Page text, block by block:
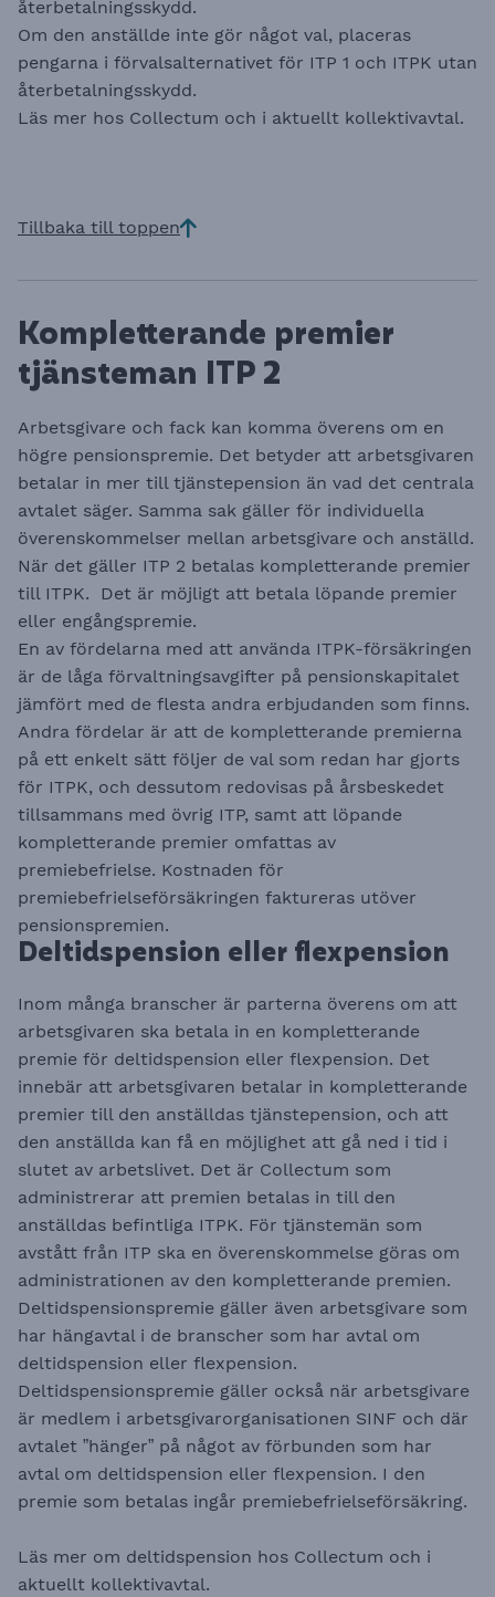
återbetalningsskydd.
Om den anställde inte gör något val, placeras
pengarna i förvalsalternativet för ITP 1 och ITPK utan
återbetalningsskydd.
Läs mer hos Collectum och i aktuellt kollektivavtal.
Tillbaka till toppen
Kompletterande premier
tjänsteman ITP 2
Arbetsgivare och fack kan komma överens om en
högre pensionspremie. Det betyder att arbetsgivaren
betalar in mer till tjänstepension än vad det centrala
avtalet säger. Samma sak gäller för individuella
överenskommelser mellan arbetsgivare och anställd.
När det gäller ITP 2 betalas kompletterande premier
till ITPK. Det är möjligt att betala löpande premier
eller engångspremie.
En av fördelarna med att använda ITPK-försäkringen
är de låga förvaltningsavgifter på pensionskapitalet
jämfört med de flesta andra erbjudanden som finns.
Andra fördelar är att de kompletterande premierna
på ett enkelt sätt följer de val som redan har gjorts
för ITPK, och dessutom redovisas på årsbeskedet
tillsammans med övrig ITP, samt att löpande
kompletterande premier omfattas av
premiebefrielse. Kostnaden för
premiebefrielseförsäkringen faktureras utöver
pensionspremien.
Deltidspension eller flexpension
Inom många branscher är parterna överens om att
arbetsgivaren ska betala in en kompletterande
premie för deltidspension eller flexpension. Det
innebär att arbetsgivaren betalar in kompletterande
premier till den anställdas tjänstepension, och att
den anställda kan få en möjlighet att gå ned i tid i
slutet av arbetslivet. Det är Collectum som
administrerar att premien betalas in till den
anställdas befintliga ITPK. För tjänstemän som
avstått från ITP ska en överenskommelse göras om
administrationen av den kompletterande premien.
Deltidspensionspremie gäller även arbetsgivare som
har hängavtal i de branscher som har avtal om
deltidspension eller flexpension.
Deltidspensionspremie gäller också när arbetsgivare
är ​​​​​​​medlem i arbetsgivarorganisationen SINF och där
avtalet ”hänger” på något av förbunden som har
avtal om deltidspension eller flexpension. I den
premie som betalas ingår premiebefrielseförsäkring.
Läs mer om deltidspension hos Collectum och i
aktuellt kollektivavtal.